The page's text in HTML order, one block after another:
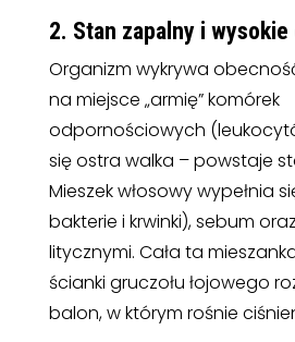
2. Stan zapalny i
Organizm wykrywa
na miejsce „armię” komórek
odpornościowych
się ostra walka – powstaje
Mieszek włosowy wypełnia
bakterie i krwinki), sebum
litycznymi. Cała ta
ścianki gruczołu łojowego
balon, w którym rośnie